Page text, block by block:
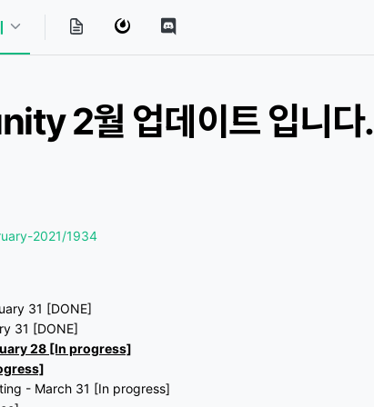
2월 업데이트 입니다.
2021/1934
31 [DONE]
31 [DONE]
28 [In progress]
- March 31 [In progress]